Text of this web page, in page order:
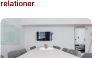
relationer